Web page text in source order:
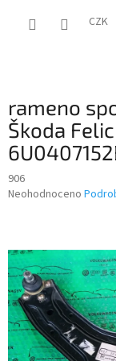
CZK
rameno
Škoda
906
Průměrné
0,0
z
5
hvězdiček.
Neohodnoceno